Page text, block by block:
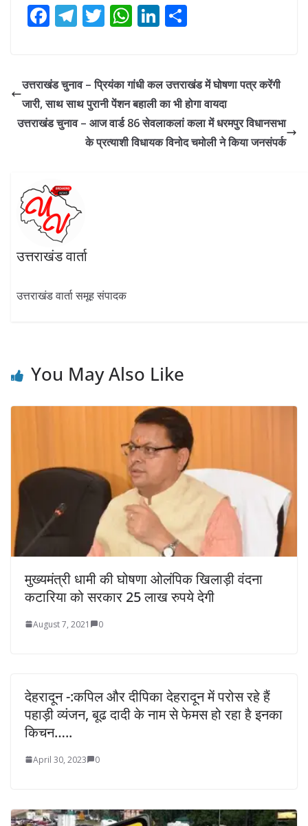
F
b
o
o
T
gr
a
m
T
er
W
s
A
p
p
Li
e
dI
n
e
उत्तराखंड चुनाव – प्रियंका गांधी कल उत्तराखंड में घोषणा पत्र करेंगी
जारी, साथ साथ पुरानी पेंशन बहाली का भी होगा वायदा
उत्तराखंड चुनाव – आज वार्ड 86 सेवलाकलां कला में धरमपुर विधानसभा
के प्रत्याशी विधायक विनोद चमोली ने किया जनसंपर्क
उत्तराखंड वार्ता
उत्तराखंड वार्ता समूह संपादक
You May Also Like
मुख्यमंत्री धामी की घोषणा ओलंपिक खिलाड़ी वंदना
कटारिया को सरकार 25 लाख रुपये देगी
August 7, 2021 0
देहरादून -:कपिल और दीपिका देहरादून में परोस रहे हैं
पहाड़ी व्यंजन, बूढ दादी के नाम से फेमस हो रहा है इनका
किचन…..
April 30, 2023 0